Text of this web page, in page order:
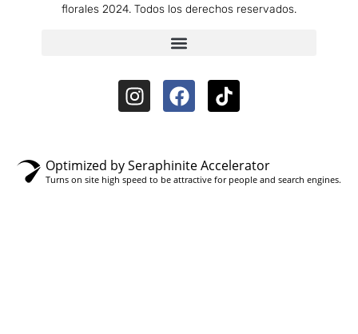
florales 2024. Todos los derechos reservados.
Optimized by Seraphinite Accelerator
Turns on site high speed to be attractive for people and search engines.